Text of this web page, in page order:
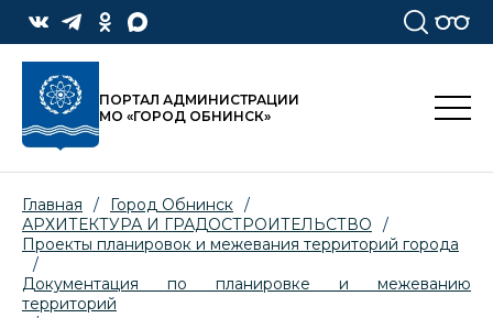
ПОРТАЛ АДМИНИСТРАЦИИ
МО «ГОРОД ОБНИНСК»
Главная / Город Обнинск /
АРХИТЕКТУРА И ГРАДОСТРОИТЕЛЬСТВО
/
Проекты планировок и межевания территорий города
/
Документация по планировке и межеванию
территорий